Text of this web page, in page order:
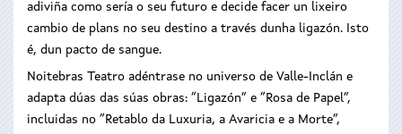
adiviña como sería o seu futuro e decide facer un lixeiro
cambio de plans no seu destino a través dunha ligazón. Isto
é, dun pacto de sangue.
Noitebras Teatro adéntrase no universo de Valle-Inclán e
adapta dúas das súas obras: “Ligazón” e “Rosa de Papel”,
incluidas no “Retablo da Luxuria, a Avaricia e a Morte”,